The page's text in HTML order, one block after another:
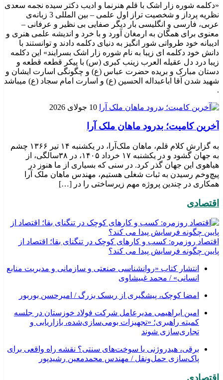
«دکلمه شوره زار اشک با قلم هنرنما و ادیب دکتر سیده نجمه سعدی
نظریه پرداز و شخصیت تراز اول علمی – بین المللی 3 زبانه‌ی
عربی، فارسی و انگلیسی بار دیگر صفایی بی نظیر و عرفانی –
معنوی برای همگان به ارمغان آورد و با خرد و اندیشه علمی هنری و
ادیبانه خود طرواتی شور انگیز به دنیای دکلمه دادند و توانستند با
دانش خود دکلمه ای زیبا به نام شوره زار اشک بسرایند» این دکلمه
زیبا درد دل عقیله العرب زینب کبری (س) با پیکر قطعه قطعه و
دستان مبارک و بریده حضرت عباس (ع) و چگونگی اسارت ایشان و
شهید شدن آقا اباعبداله الحسین (ع) و اسارت امام سجاد (ع) میباشد
.
10 جولای 2026
​آخرین کامیت؛ بدرود ماهان ملک آرا
به گزارش کلام قلم، ماهان ملک‌آرا، در یکشنبه ۱۴ تیر ۱۳۶۶ چشم
به جهان گشود و در یکشنبه ۱۷ خرداد ۱۴۰۵، در ۳۸سالگی، از
هیاهوی این جهان گذر کرد. در سنی که بسیاری از ما هنوز در
پیچ‌وخم رسیدن به ثبات شغلی هستیم، مهندس ماهان ملک آرا
همکاری در چندین پروژه مهم زیرساختی را در […]
اقتصادی
اقتصاد روزمره: کسب‌ و کارهای کوچک در تنگنای بقا؛ اقتصاد از
پایین چگونه فرسایش پیدا می کند؟
انتشار کتاب «روانشناسی صنعتی و سازمانی و مدیریت منابع
انسانی» / محمد غبیشاوی
امضا کوچک، پیشگیری از ریسک بزرگ / امیرحسن بوربور
امین ابراهیمی مدیرعامل شرکت فولاد خوزستان در جلسه
کمیته راهبری؛ «تجهیزات بومی‌سازی‌شده، بازاریابی و
تجاری‌سازی شوند
برقی، هیدروژنی یا سوخت‌های سنتی؟ نقشه راه واقعی برای
پاک‌سازی حمل‌ونقل / مهندس محمدمعین رشیدپور
اقتصادی